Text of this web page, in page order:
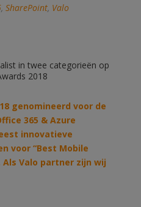
, SharePoint, Valo
in twee categorieën op
2018
genomineerd voor de
365 & Azure
innovatieve
voor “Best Mobile
Als Valo partner zijn wij